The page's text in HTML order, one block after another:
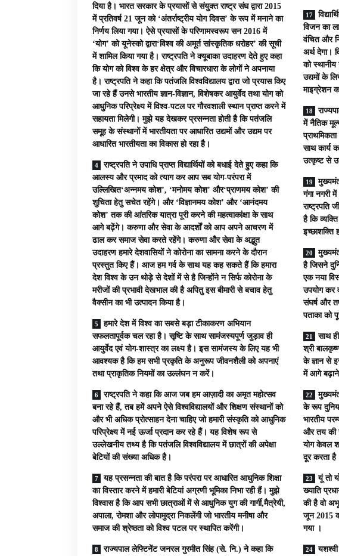
दिया है। भारत सरकार के प्रयासों से संयुक्त राष्ट्र संघ द्वारा 2015
में प्रतिवर्ष 21 जून को ‘अंतर्राष्ट्रीय योग दिवस’ के रूप में मनाने का
निर्णय लिया गया। ऐसे प्रयासों के परिणामस्वरूप सन 2016 में
‘योग’ को यूनेस्को द्वारा‘विश्व की अमूर्त सांस्कृतिक धरोहर’ की सूची
में शामिल किया गया है। राष्ट्रपति ने क्यूबाका उदाहरण देते हुए कहा
कि योग को विश्व के हर क्षेत्र और विचारधारा के लोगों ने अपनाया
है। राष्ट्रपति ने कहा कि पतंजलि विश्वविद्यालय द्वारा जो प्रयास किए
जा रहे हैं उनसे भारतीय ज्ञान-विज्ञान, विशेषकर आयुर्वेद तथा योग को
आधुनिक परिप्रेक्ष्य में विश्व-पटल पर गौरवशाली स्थान प्राप्त करने में
सहायता मिलेगी। मुझे यह देखकर प्रसन्नता होती है कि पतंजलि
समूह के संस्थानों में भारतीयता पर आधारित उद्यमों और उद्यम पर
आधारित भारतीयता का विकास हो रहा है।
राष्ट्रपति ने उपाधि प्राप्त विद्यार्थियों को बधाई देते हुए कहा कि
आलस्य और प्रमाद को त्याग कर आप सब योग-परंपरा में
उल्लिखित‘अन्नमय कोश’, ‘मनोमय कोश’ और‘प्राणमय कोश’ की
शुचिता हेतु सचेत रहेंगे। और ‘विज्ञानमय कोश’ और ‘आनंदमय
कोश’ तक की आंतरिक यात्रा पूरी करने की महत्वाकांक्षा के साथ
आगे बढ़ेंगे। करुणा और सेवा के आदर्शों को आप अपने आचरण में
ढाल कर समाज सेवा करते रहेंगे। करुणा और सेवा के अद्भुत
उदाहरण हमारे देशवासियों ने कोरोना का सामना करने के दौरान
प्रस्तुत किए हैं। आज हम गर्व के साथ यह कह सकते हैं कि हमारा
देश विश्व के उन थोड़े से देशों में से है जिन्होंने न सिर्फ कोरोना के
मरीजों की प्रभावी देखभाल की है अपितु इस बीमारी से बचाव हेतु
वैक्सीन का भी उत्पादन किया है।
हमारे देश में विश्व का सबसे बड़ा टीकाकरण अभियान
सफलतापूर्वक चल रहा है। सृष्टि के साथ सामंजस्यपूर्ण जुड़ाव ही
आयुर्वेद एवं योग-शास्त्र का लक्ष्य है। इस सामंजस्य के लिए यह भी
आवश्यक है कि हम सभी प्रकृति के अनुरूप जीवनशैली को अपनाएं
तथा प्राकृतिक नियमों का उल्लंघन न करें।
राष्ट्रपति ने कहा कि आज जब हम आज़ादी का अमृत महोत्सव
बना रहे हैं, तब हमें अपने ऐसे विश्वविद्यालयों और शिक्षण संस्थानों को
और भी अधिक प्रोत्साहन देना चाहिए जो हमारी संस्कृति को आधुनिक
परिप्रेक्ष्य में नई ऊर्जा प्रदान कर रहे हैं। यह विशेष रूप से
उल्लेखनीय तथ्य है कि पतंजलि विश्वविद्यालय में छात्रों की अपेक्षा
बेटियों की संख्या अधिक है।
यह प्रसन्नता की बात है कि परंपरा पर आधारित आधुनिक शिक्षा
का विस्तार करने में हमारी बेटियां अग्रणी भूमिका निभा रही हैं। मुझे
विश्वास है कि आप सभी छात्राओं में से आधुनिक युग की गार्गी,मैत्रेयी,
अपाला, रोमशा और लोपामुद्रा निकलेंगी जो भारतीय मनीषा और
समाज की श्रेष्ठता को विश्व पटल पर स्थापित करेंगी।
राज्यपाल लेफ्टिनेंट जनरल गुरमीत सिंह (से. नि.) ने कहा कि
विजन का
वंचित और
अर्थ देगा।
को स्थानीय
उद्यमों के
माइग्रेशन
में नैतिक
साथ कार्य
उत्कृष्ट से
गंगा नगरी
राष्ट्रपति
है कि
इच्छाशक्ति
है जिसने
एक नया
उपयोग कर
संघर्ष और
पताका को
साथ
श्री
के ज्ञान से
में आगे
के रूप
भारतीय
और तय की
योग केवल
दूर करता
यूं तो
ख्याति
की है वो
जून 2015
गया ।